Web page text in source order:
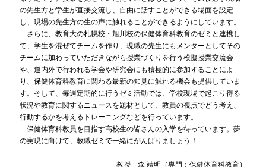
の先生方と学生が直接交流し、自由に話すことができる場面を設定
し、現場の先生方の生の声に触れることができるようにしています。
さらに、教育大の札幌校・旭川校の保健体育科教育のゼミと連携し
て、学生を混ぜてチームを作り、現職の先生にもメンターとしてその
チームに加わっていただきながら授業づくりを行う模擬授業交流会
や、道内外で行われる学会や研究会にも積極的に参加することによ
り、保健体育科教育に関わる最新の知見に触れる機会も提供していま
す。そして、毎週定期的に行うゼミ活動では、学校現場で起こり得る
状況や教育に関するニュースを題材として、教員の視点でどう考え、
行動するかを考えるトレーニングなどを行っています。
保健体育科教員を目指す高校生の皆さんの入学を待っています。夢
の実現に向けて、教職ゼミで一緒にがんばりましょう！
教授 森 靖明（専門：保健体育科教育）